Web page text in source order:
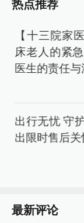
热点推荐
【十三院家
床老人的紧
医生的责任
出行无忧 守
出限时售后关
最新评论